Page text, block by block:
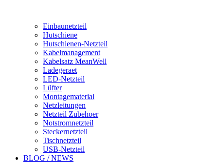
Einbaunetzteil
Hutschiene
Hutschienen-Netzteil
Kabelmanagement
Kabelsatz MeanWell
Ladegeraet
LED-Netzteil
Lüfter
Montagematerial
Netzleitungen
Netzteil Zubehoer
Notstromnetzteil
Steckernetzteil
Tischnetzteil
USB-Netzteil
BLOG / NEWS